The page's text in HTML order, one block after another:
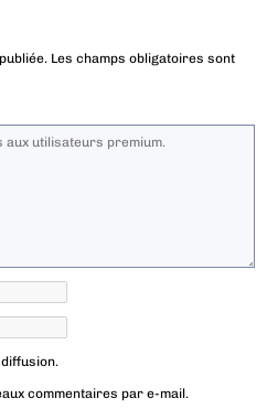
Les champs obligatoires sont
commentaires par e-mail.